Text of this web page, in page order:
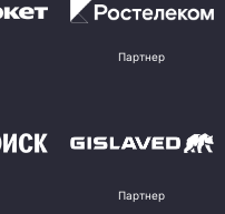
Партнер
Партнер